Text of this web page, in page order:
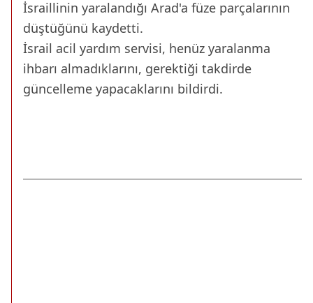
İsraillinin yaralandığı Arad'a füze parçalarının
düştüğünü kaydetti.
İsrail acil yardım servisi, henüz yaralanma
ihbarı almadıklarını, gerektiği takdirde
güncelleme yapacaklarını bildirdi.